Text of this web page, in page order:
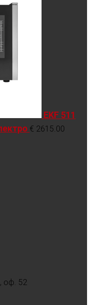
EKF 511
€ 2615.00
оф. 52